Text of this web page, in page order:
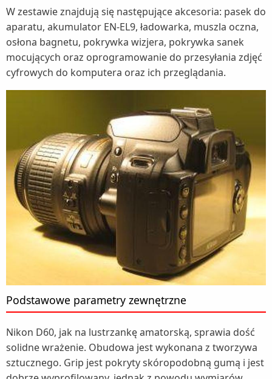
W zestawie znajdują się następujące akcesoria: pasek do
aparatu, akumulator EN-EL9, ładowarka, muszla oczna,
osłona bagnetu, pokrywka wizjera, pokrywka sanek
mocujących oraz oprogramowanie do przesyłania zdjęć
cyfrowych do komputera oraz ich przeglądania.
Podstawowe parametry zewnętrzne
Nikon D60, jak na lustrzankę amatorską, sprawia dość
solidne wrażenie. Obudowa jest wykonana z tworzywa
sztucznego. Grip jest pokryty skóropodobną gumą i jest